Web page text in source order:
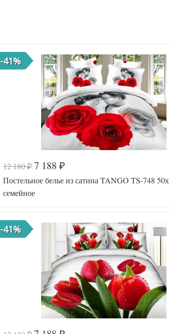
-41%
12 180₽ 7 188 ₽
Постельное белье из сатина TANGO TS-748
семейное
-41%